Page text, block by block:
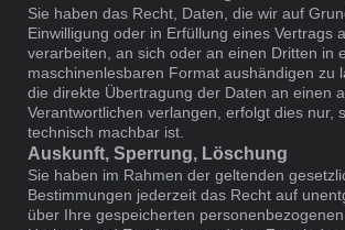
Sie haben das Recht, Daten, die wir auf
Einwilligung oder in Erfüllung eines Vertrags
verarbeiten, an sich oder an einen Dritten in
maschinenlesbaren Format aushändigen zu
die direkte Übertragung der Daten an einen
Verantwortlichen verlangen, erfolgt dies nur,
technisch machbar ist.
Auskunft, Sperrung, Löschung
Sie haben im Rahmen der geltenden
Bestimmungen jederzeit das Recht auf
über Ihre gespeicherten